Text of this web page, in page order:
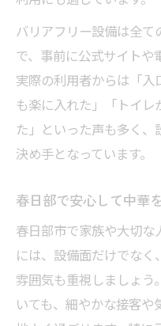
バリアフリー設備は全
で、事前に公式サイトや
実際の利用者からは「入
も楽に入れた」「トイ
た」といった声も多く
決め手となっています。
春日部で安心して中華
春日部市で家族や大切
には、設備面だけでな
雰囲気も重視しましょう
いても、細やかな接客